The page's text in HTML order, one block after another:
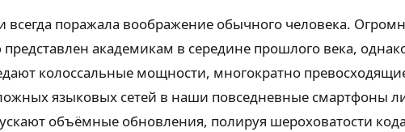
всегда поражала воображение обычного человека.
представлен академикам в середине прошлого века,
колоссальные мощности, многократно
языковых сетей в наши повседневные смартфоны
объёмные обновления, полируя шероховатости